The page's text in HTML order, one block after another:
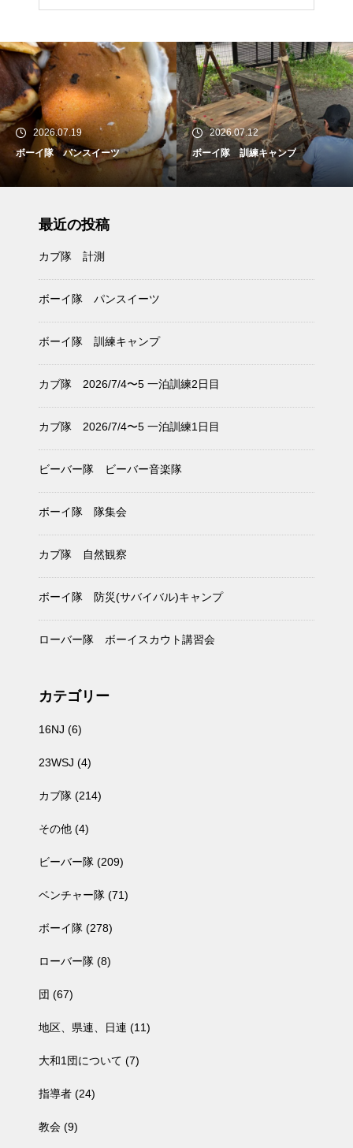
2026.07.19
ボーイ隊 パンスイーツ
2026.07.12
ボーイ隊 訓練キャンプ
最近の投稿
カブ隊 計測
ボーイ隊 パンスイーツ
ボーイ隊 訓練キャンプ
カブ隊 2026/7/4〜5 一泊訓練2日目
カブ隊 2026/7/4〜5 一泊訓練1日目
ビーバー隊 ビーバー音楽隊
ボーイ隊 隊集会
カブ隊 自然観察
ボーイ隊 防災(サバイバル)キャンプ
ローバー隊 ボーイスカウト講習会
カテゴリー
16NJ (6)
23WSJ (4)
カブ隊 (214)
その他 (4)
ビーバー隊 (209)
ベンチャー隊 (71)
ボーイ隊 (278)
ローバー隊 (8)
団 (67)
地区、県連、日連 (11)
大和1団について (7)
指導者 (24)
教会 (9)